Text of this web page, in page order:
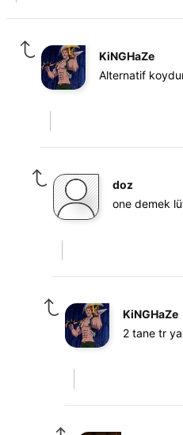
KiNGHaZe
Alternatif
doz
one demek
KiNGHaZe
2 tane tr